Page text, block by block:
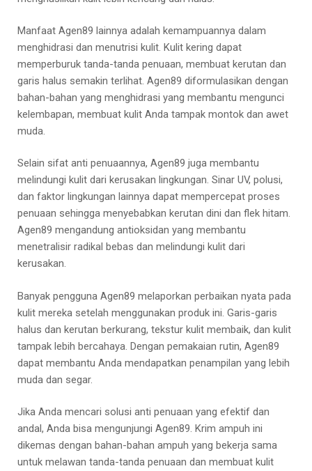
Manfaat Agen89 lainnya adalah kemampuannya dalam
menghidrasi dan menutrisi kulit. Kulit kering dapat
memperburuk tanda-tanda penuaan, membuat kerutan dan
garis halus semakin terlihat. Agen89 diformulasikan dengan
bahan-bahan yang menghidrasi yang membantu mengunci
kelembapan, membuat kulit Anda tampak montok dan awet
muda.
Selain sifat anti penuaannya, Agen89 juga membantu
melindungi kulit dari kerusakan lingkungan. Sinar UV, polusi,
dan faktor lingkungan lainnya dapat mempercepat proses
penuaan sehingga menyebabkan kerutan dini dan flek hitam.
Agen89 mengandung antioksidan yang membantu
menetralisir radikal bebas dan melindungi kulit dari
kerusakan.
Banyak pengguna Agen89 melaporkan perbaikan nyata pada
kulit mereka setelah menggunakan produk ini. Garis-garis
halus dan kerutan berkurang, tekstur kulit membaik, dan kulit
tampak lebih bercahaya. Dengan pemakaian rutin, Agen89
dapat membantu Anda mendapatkan penampilan yang lebih
muda dan segar.
Jika Anda mencari solusi anti penuaan yang efektif dan
andal, Anda bisa mengunjungi Agen89. Krim ampuh ini
dikemas dengan bahan-bahan ampuh yang bekerja sama
untuk melawan tanda-tanda penuaan dan membuat kulit